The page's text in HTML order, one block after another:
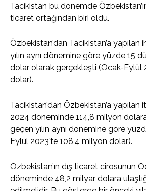
Tacikistan bu dönemde
ticaret ortağından biri oldu.
Özbekistan’dan Tacikistan’a yapılan
yılın aynı dönemine göre yüzde 15
dolar olarak gerçekleşti (Ocak-Eylül
dolar).
Tacikistan’dan Özbekistan’a
2024 döneminde 114,8 milyon
geçen yılın aynı dönemine göre
Eylül 2023’te 108,4 milyon dolar).
Özbekistan’ın dış ticaret cirosunun
döneminde 48,2 milyar dolara